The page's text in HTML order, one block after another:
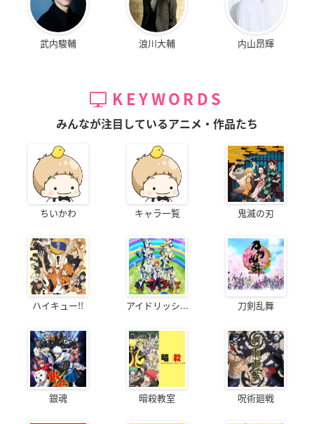
武内駿輔 浪川大輔 内山昂輝
KEYWORDS
みんなが注目しているアニメ・作品たち
ちいかわ キャラ一覧 鬼滅の刃
ハイキュー!! アイドリッシ... 刀剣乱舞
銀魂 暗殺教室 呪術廻戦